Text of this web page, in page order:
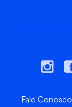
Fale Conosco